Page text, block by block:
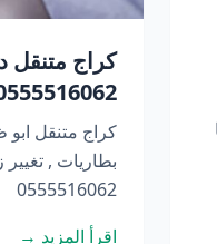
بطاريات , تغيير
0555516062
اقرأ المزيد →